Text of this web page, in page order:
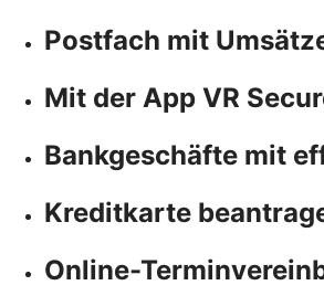
Postfach mit
Mit der App VR
Bankgeschäfte mit
Kreditkarte
Online-